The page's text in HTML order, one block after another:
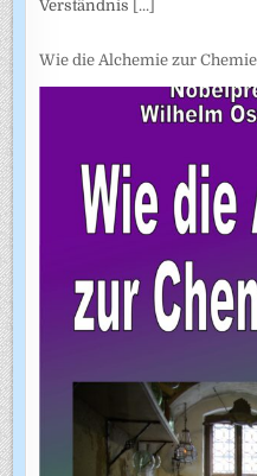
Verständnis [...]
Wie die Alchemie zur